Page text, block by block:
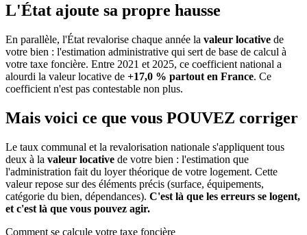
L'État ajoute sa propre hausse
En parallèle, l'État revalorise chaque année la valeur locative de
votre bien : l'estimation administrative qui sert de base de calcul à
votre taxe foncière. Entre 2021 et 2025, ce coefficient national a
alourdi la valeur locative de +17,0 % partout en France. Ce
coefficient n'est pas contestable non plus.
Mais voici ce que vous POUVEZ corriger
Le taux communal et la revalorisation nationale s'appliquent tous
deux à la valeur locative de votre bien : l'estimation que
l'administration fait du loyer théorique de votre logement. Cette
valeur repose sur des éléments précis (surface, équipements,
catégorie du bien, dépendances). C'est là que les erreurs se logent,
et c'est là que vous pouvez agir.
Comment se calcule votre taxe foncière